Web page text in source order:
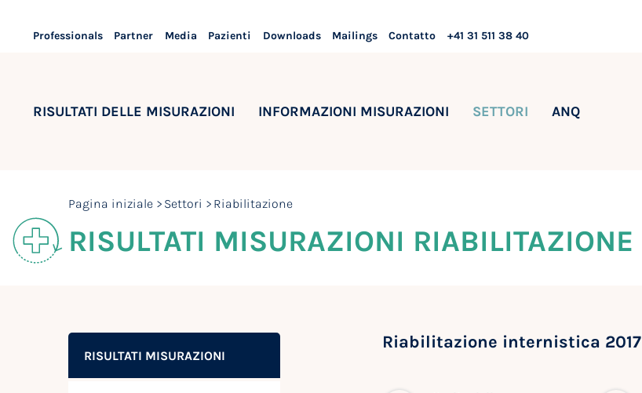
Professionals Partner Media Pazienti Downloads Mailings Contatto +41 31 511 38 40
RISULTATI DELLE MISURAZIONI INFORMAZIONI MISURAZIONI SETTORI ANQ
Pagina iniziale Settori Riabilitazione
RISULTATI MISURAZIONI RIABILITAZIONE
RISULTATI MISURAZIONI
Riabilitazione internistica 2017